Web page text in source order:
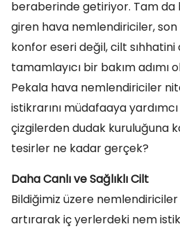
beraberinde getiriyor. Tam
giren hava nemlendiriciler,
konfor eseri değil, cilt
tamamlayıcı bir bakım adımı
Pekala hava nemlendiriciler
istikrarını müdafaaya
çizgilerden dudak kuruluğuna
tesirler ne kadar gerçek?
Daha Canlı ve Sağlıklı Cilt
Bildiğimiz üzere
artırarak iç yerlerdeki nem